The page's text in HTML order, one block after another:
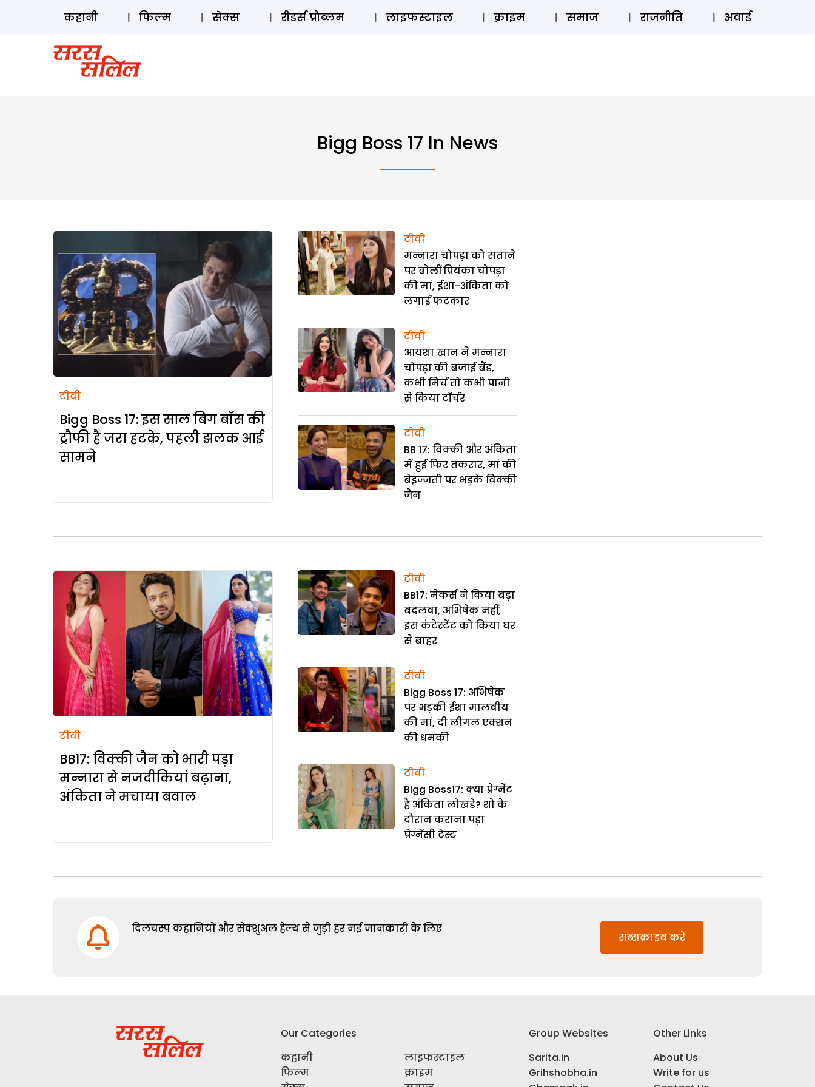
ऑडियो स्टोरी लॉग इन ⚲ SUBSCRIBE
कहानी फिल्म सेक्स रीडर्स प्रौब्लम लाइफस्टाइल क्राइम समाज राजनीति अवार्ड
Bigg Boss 17 In News
टीवी
Bigg Boss 17: इस साल बिग बॉस की
ट्रौफी है जरा हटके, पहली झलक आई
सामने
टीवी
मन्नारा चोपड़ा को सताने
पर बोलीं प्रियंका चोपड़ा
की मां, ईशा-अंकिता को
लगाई फटकार
टीवी
आयशा खान ने मन्नारा
चोपड़ा की बजाई बैंड,
कभी मिर्च तो कभी पानी
से किया टॉर्चर
टीवी
BB 17: विक्की और अंकिता
में हुई फिर तकरार, मां की
बेइज्जती पर भड़के विक्की
जैन
टीवी
BB17: विक्की जैन को भारी पड़ा
मन्नारा से नजदीकियां बढ़ाना,
अंकिता ने मचाया बवाल
टीवी
BB17: मेकर्स ने किया बड़ा
बदलवा, अभिषेक नहीं,
इस कंटेस्टेंट को किया घर
से बाहर
टीवी
Bigg Boss 17: अभिषेक
पर भड़की ईशा मालवीय
की मां, दी लीगल एक्शन
की धमकी
टीवी
Bigg Boss17: क्या प्रेग्नेंट
है अंकिता लोखंडे? शो के
दौरान कराना पड़ा
प्रेग्नेंसी टेस्ट
दिलचस्प कहानियों और सेक्शुअल हेल्थ से जुड़ी हर नई जानकारी के लिए
सब्सक्राइब करें
Our Categories
कहानी
फिल्म
लाइफस्टाइल
क्राइम
Group Websites
Sarita.in
Grihshobha.in
Other Links
About Us
Write for us